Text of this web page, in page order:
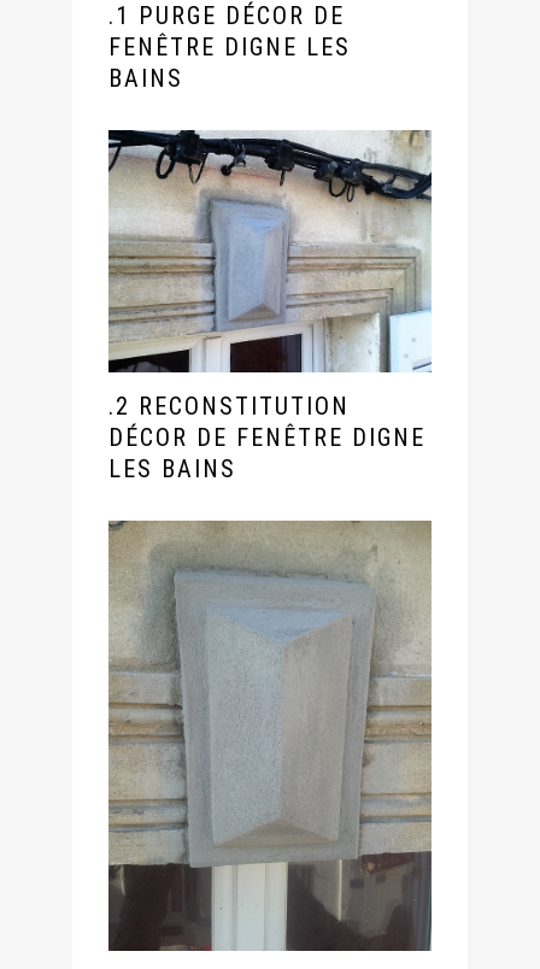
.1 PURGE DÉCOR DE
FENÊTRE DIGNE LES
BAINS
.2 RECONSTITUTION
DÉCOR DE FENÊTRE DIGNE
LES BAINS